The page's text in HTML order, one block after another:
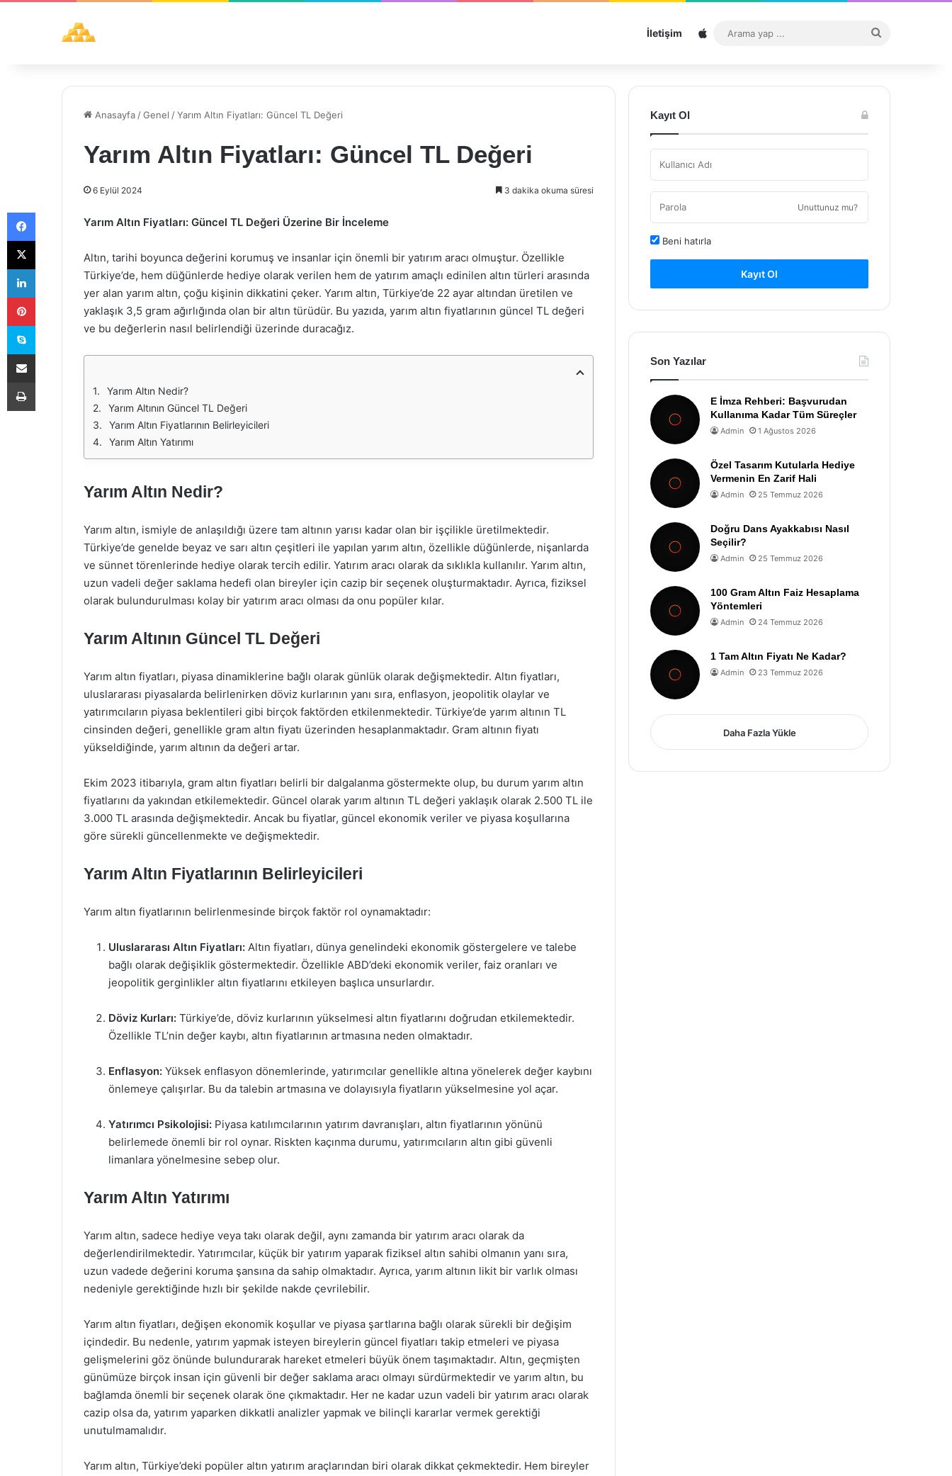
İletişim Sitemap
...
Anasayfa /Genel /Yarım Altın Fiyatları: Güncel TL Değeri
Yarım Altın Fiyatları: Güncel TL Değeri
6 Eylül 2024 3 dakika okuma süresi
Yarım Altın Fiyatları: Güncel TL Değeri Üzerine Bir İnceleme
Altın, tarihi boyunca değerini korumuş ve insanlar için önemli bir yatırım aracı olmuştur. Özellikle
Türkiye’de, hem düğünlerde hediye olarak verilen hem de yatırım amaçlı edinilen altın türleri arasında
yer alan yarım altın, çoğu kişinin dikkatini çeker. Yarım altın, Türkiye’de 22 ayar altından üretilen ve
yaklaşık 3,5 gram ağırlığında olan bir altın türüdür. Bu yazıda, yarım altın fiyatlarının güncel TL değeri
ve bu değerlerin nasıl belirlendiği üzerinde duracağız.
Yarım Altın Nedir?
Yarım Altının Güncel TL Değeri
Yarım Altın Fiyatlarının Belirleyicileri
Yarım Altın Yatırımı
Yarım Altın Nedir?
Yarım altın, ismiyle de anlaşıldığı üzere tam altının yarısı kadar olan bir işçilikle üretilmektedir.
Türkiye’de genelde beyaz ve sarı altın çeşitleri ile yapılan yarım altın, özellikle düğünlerde, nişanlarda
ve sünnet törenlerinde hediye olarak tercih edilir. Yatırım aracı olarak da sıklıkla kullanılır. Yarım altın,
uzun vadeli değer saklama hedefi olan bireyler için cazip bir seçenek oluşturmaktadır. Ayrıca, fiziksel
olarak bulundurulması kolay bir yatırım aracı olması da onu popüler kılar.
Yarım Altının Güncel TL Değeri
Yarım altın fiyatları, piyasa dinamiklerine bağlı olarak günlük olarak değişmektedir. Altın fiyatları,
uluslararası piyasalarda belirlenirken döviz kurlarının yanı sıra, enflasyon, jeopolitik olaylar ve
yatırımcıların piyasa beklentileri gibi birçok faktörden etkilenmektedir. Türkiye’de yarım altının TL
cinsinden değeri, genellikle gram altın fiyatı üzerinden hesaplanmaktadır. Gram altının fiyatı
yükseldiğinde, yarım altının da değeri artar.
Ekim 2023 itibarıyla, gram altın fiyatları belirli bir dalgalanma göstermekte olup, bu durum yarım altın
fiyatlarını da yakından etkilemektedir. Güncel olarak yarım altının TL değeri yaklaşık olarak 2.500 TL ile
3.000 TL arasında değişmektedir. Ancak bu fiyatlar, güncel ekonomik veriler ve piyasa koşullarına
göre sürekli güncellenmekte ve değişmektedir.
Yarım Altın Fiyatlarının Belirleyicileri
Yarım altın fiyatlarının belirlenmesinde birçok faktör rol oynamaktadır:
Uluslararası Altın Fiyatları: Altın fiyatları, dünya genelindeki ekonomik göstergelere ve talebe
bağlı olarak değişiklik göstermektedir. Özellikle ABD’deki ekonomik veriler, faiz oranları ve
jeopolitik gerginlikler altın fiyatlarını etkileyen başlıca unsurlardır.
Döviz Kurları: Türkiye’de, döviz kurlarının yükselmesi altın fiyatlarını doğrudan etkilemektedir.
Özellikle TL’nin değer kaybı, altın fiyatlarının artmasına neden olmaktadır.
Enflasyon: Yüksek enflasyon dönemlerinde, yatırımcılar genellikle altına yönelerek değer kaybını
önlemeye çalışırlar. Bu da talebin artmasına ve dolayısıyla fiyatların yükselmesine yol açar.
Yatırımcı Psikolojisi: Piyasa katılımcılarının yatırım davranışları, altın fiyatlarının yönünü
belirlemede önemli bir rol oynar. Riskten kaçınma durumu, yatırımcıların altın gibi güvenli
limanlara yönelmesine sebep olur.
Yarım Altın Yatırımı
Yarım altın, sadece hediye veya takı olarak değil, aynı zamanda bir yatırım aracı olarak da
değerlendirilmektedir. Yatırımcılar, küçük bir yatırım yaparak fiziksel altın sahibi olmanın yanı sıra,
uzun vadede değerini koruma şansına da sahip olmaktadır. Ayrıca, yarım altının likit bir varlık olması
nedeniyle gerektiğinde hızlı bir şekilde nakde çevrilebilir.
Yarım altın fiyatları, değişen ekonomik koşullar ve piyasa şartlarına bağlı olarak sürekli bir değişim
içindedir. Bu nedenle, yatırım yapmak isteyen bireylerin güncel fiyatları takip etmeleri ve piyasa
gelişmelerini göz önünde bulundurarak hareket etmeleri büyük önem taşımaktadır. Altın, geçmişten
günümüze birçok insan için güvenli bir değer saklama aracı olmayı sürdürmektedir ve yarım altın, bu
bağlamda önemli bir seçenek olarak öne çıkmaktadır. Her ne kadar uzun vadeli bir yatırım aracı olarak
cazip olsa da, yatırım yaparken dikkatli analizler yapmak ve bilinçli kararlar vermek gerektiği
unutulmamalıdır.
Yarım altın, Türkiye’deki popüler altın yatırım araçlarından biri olarak dikkat çekmektedir. Hem bireyler
Kayıt Ol
Unuttunuz mu?
Beni hatırla
Kayıt Ol
Son Yazılar
E İmza Rehberi: Başvurudan
Kullanıma Kadar Tüm Süreçler
Admin 1 Ağustos 2026
Özel Tasarım Kutularla Hediye
Vermenin En Zarif Hali
Admin 25 Temmuz 2026
Doğru Dans Ayakkabısı Nasıl
Seçilir?
Admin 25 Temmuz 2026
100 Gram Altın Faiz Hesaplama
Yöntemleri
Admin 24 Temmuz 2026
1 Tam Altın Fiyatı Ne Kadar?
Admin 23 Temmuz 2026
Daha Fazla Yükle
Facebook
X
LinkedIn
Pinterest
Skype
E-Posta ile paylaş